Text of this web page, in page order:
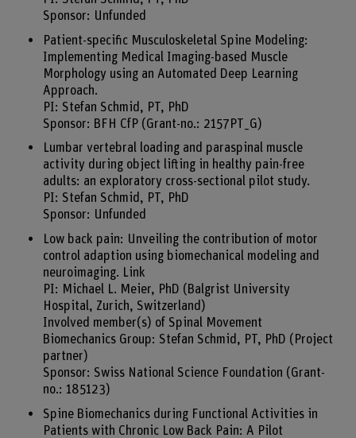
Sponsor: Unfunded
Patient-specific Musculoskeletal Spine Modeling:
Implementing Medical Imaging-based Muscle
Morphology using an Automated Deep Learning
Approach.
PI: Stefan Schmid, PT, PhD
Sponsor: BFH CfP (Grant-no.: 2157PT_G)
Lumbar vertebral loading and paraspinal muscle
activity during object lifting in healthy pain-free
adults: an exploratory cross-sectional pilot study.
PI: Stefan Schmid, PT, PhD
Sponsor: Unfunded
Low back pain: Unveiling the contribution of motor
control adaption using biomechanical modeling and
neuroimaging. Link
PI: Michael L. Meier, PhD (Balgrist University
Hospital, Zurich, Switzerland)
Involved member(s) of Spinal Movement
Biomechanics Group: Stefan Schmid, PT, PhD (Project
partner)
Sponsor: Swiss National Science Foundation (Grant-
no.: 185123)
Spine Biomechanics during Functional Activities in
Patients with Chronic Low Back Pain: A Pilot